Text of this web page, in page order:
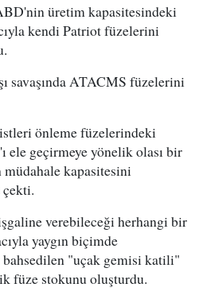
üretim kapasitesindeki
kendi Patriot füzelerini
savaşında ATACMS füzelerini
önleme füzelerindeki
ele geçirmeye yönelik olası bir
kapasitesini
verebileceği herhangi bir
yaygın biçimde
"uçak gemisi katili"
füze stokunu oluşturdu.